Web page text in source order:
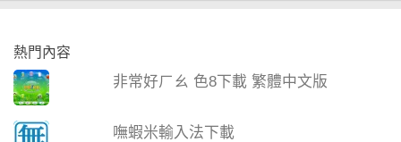
熱門內容
非常好ㄏㄠ 色8下載 繁體中文版
嘸蝦米輸入法下載